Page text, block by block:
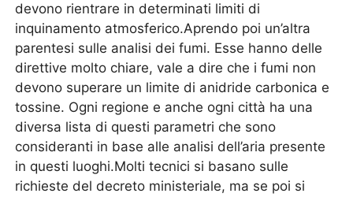
devono rientrare in determinati limiti di
inquinamento atmosferico.Aprendo poi un’altra
parentesi sulle analisi dei fumi. Esse hanno delle
direttive molto chiare, vale a dire che i fumi non
devono superare un limite di anidride carbonica e
tossine. Ogni regione e anche ogni città ha una
diversa lista di questi parametri che sono
consideranti in base alle analisi dell’aria presente
in questi luoghi.Molti tecnici si basano sulle
richieste del decreto ministeriale, ma se poi si